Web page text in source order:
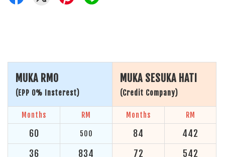
MUKA RM0
(EPP 0% Insterest)
MUKA SESUKA HATI
(Credit Company)
Months RM Months RM
60 500 84
442
36
834 72
542